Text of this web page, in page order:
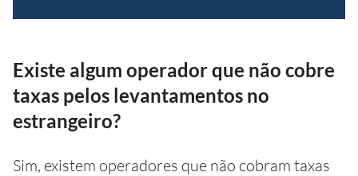
Existe algum operador que não cobre
taxas pelos levantamentos no
estrangeiro?
Sim, existem operadores que não cobram taxas